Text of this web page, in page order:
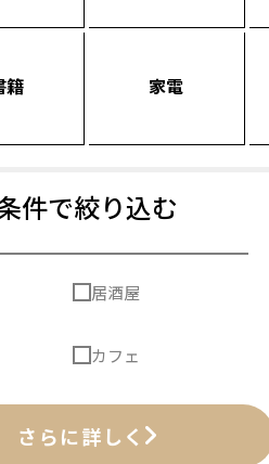
籍 家電
件で絞り込む
居酒屋
カフェ
さらに詳しく